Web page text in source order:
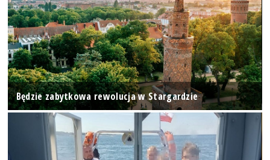
Będzie zabytkowa rewolucja w Stargardzie